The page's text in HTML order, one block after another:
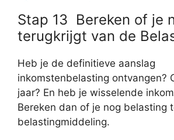
Stap 13 Bereken of je
terugkrijgt van de
Heb je de definitieve aanslag
inkomstenbelasting ontvangen?
jaar? En heb je wisselende
Bereken dan of je nog belasting
belastingmiddeling.